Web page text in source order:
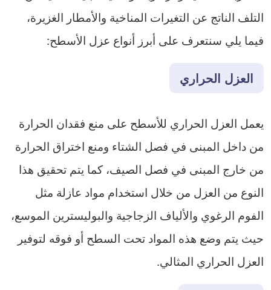
التلف الناتج عن التغيرات المناخية والأمطار الغزيرة،
فيما يلي سنتعرف على أبرز أنواع عزل الأسطح:
العزل الحراري
يعمل العزل الحراري للأسطح على منع فقدان الحرارة
من داخل المبنى في فصل الشتاء ومنع اختراق الحرارة
من خارج المبنى في فصل الصيف، كما يتم تحقيق هذا
النوع من العزل من خلال استخدام مواد عازلة مثل
الفوم الرغوي والألياف الزجاجية والبوليسترين الموسع،
حيث يتم وضع هذه المواد تحت السطح أو فوقه لتوفير
العزل الحراري المثالي.